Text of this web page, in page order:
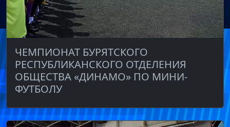
ЧЕМПИОНАТ БУРЯТСКОГО
РЕСПУБЛИКАНСКОГО ОТДЕЛЕНИЯ
ОБЩЕСТВА «ДИНАМО» ПО МИНИ-
ФУТБОЛУ